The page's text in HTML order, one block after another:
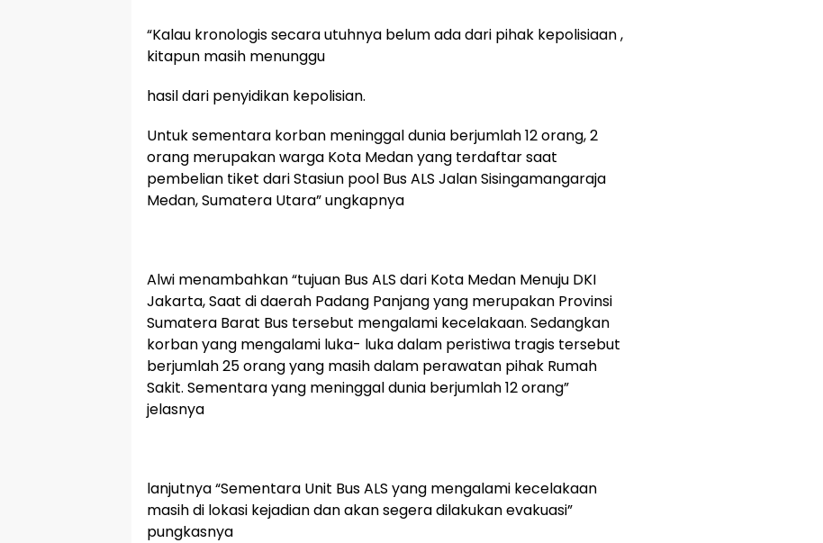
“Kalau kronologis secara utuhnya belum ada dari pihak kepolisiaan ,
kitapun masih menunggu
hasil dari penyidikan kepolisian.
Untuk sementara korban meninggal dunia berjumlah 12 orang, 2
orang merupakan warga Kota Medan yang terdaftar saat
pembelian tiket dari Stasiun pool Bus ALS Jalan Sisingamangaraja
Medan, Sumatera Utara” ungkapnya
Alwi menambahkan “tujuan Bus ALS dari Kota Medan Menuju DKI
Jakarta, Saat di daerah Padang Panjang yang merupakan Provinsi
Sumatera Barat Bus tersebut mengalami kecelakaan. Sedangkan
korban yang mengalami luka- luka dalam peristiwa tragis tersebut
berjumlah 25 orang yang masih dalam perawatan pihak Rumah
Sakit. Sementara yang meninggal dunia berjumlah 12 orang”
jelasnya
lanjutnya “Sementara Unit Bus ALS yang mengalami kecelakaan
masih di lokasi kejadian dan akan segera dilakukan evakuasi”
pungkasnya